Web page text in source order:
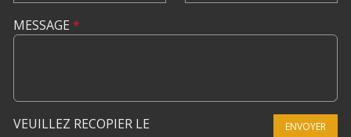
MESSAGE *
VEUILLEZ RECOPIER LE
ENVOYER